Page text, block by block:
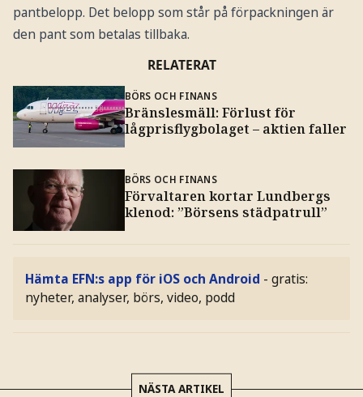
pantbelopp. Det belopp som står på förpackningen är
den pant som betalas tillbaka.
RELATERAT
BÖRS OCH FINANS
Bränslesmäll: Förlust för
lågprisflygbolaget – aktien faller
BÖRS OCH FINANS
Förvaltaren kortar Lundbergs
klenod: ”Börsens städpatrull”
Hämta EFN:s app för iOS och Android - gratis:
nyheter, analyser, börs, video, podd
NÄSTA ARTIKEL